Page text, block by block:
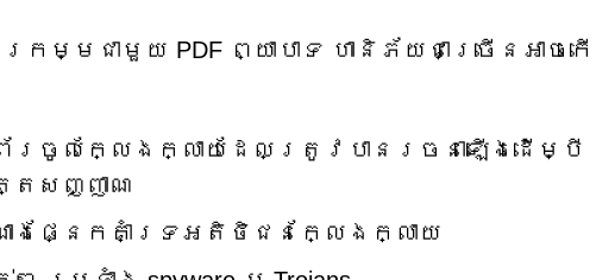
ម្មជាមួយ PDF ព្យាបាទ ហានិភ័យជាច្រើនអាចក
ចូលក្លែងក្លាយដែលត្រូវបានរចនាឡើងដើម្បី
តសញ្ញាណ
ាងផ្នែកគាំទ្រអតិថិជនក្លែងក្លាយ